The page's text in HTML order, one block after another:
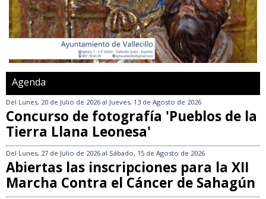
Agenda
Del Lunes, 20 de Julio de 2026 al Jueves, 13 de Agosto de 2026
Concurso de fotografía 'Pueblos de la
Tierra Llana Leonesa'
Del Lunes, 27 de Julio de 2026 al Sábado, 15 de Agosto de 2026
Abiertas las inscripciones para la XII
Marcha Contra el Cáncer de Sahagún